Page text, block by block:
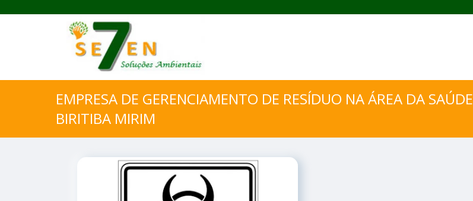
EMPRESA DE GERENCIAMENTO DE RESÍDUO NA ÁREA DA SAÚDE
BIRITIBA MIRIM